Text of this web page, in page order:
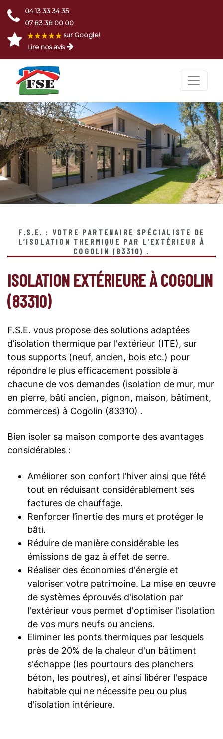
04 13 33 34 35
07 83 38 00 00
sur Google!
Lire nos avis
F.S.E. : VOTRE PARTENAIRE SPÉCIALISTE DE
L’ISOLATION THERMIQUE PAR L’EXTÉRIEUR À
COGOLIN (83310) .
ISOLATION EXTÉRIEURE À COGOLIN
(83310)
F.S.E. vous propose des solutions adaptées
d’isolation thermique par l'extérieur (ITE), sur
tous supports (neuf, ancien, bois etc.) pour
répondre le plus efficacement possible à
chacune de vos demandes (isolation de mur, mur
en pierre, bâti ancien, pignon, maison, bâtiment,
commerces) à Cogolin (83310) .
Bien isoler sa maison comporte des avantages
considérables :
Améliorer son confort l’hiver ainsi que l’été
tout en réduisant considérablement ses
factures de chauffage.
Renforcer l’inertie des murs et protéger le
bâti.
Réduire de manière considérable les
émissions de gaz à effet de serre.
Réaliser des économies d'énergie et
valoriser votre patrimoine. La mise en œuvre
de systèmes éprouvés d'isolation par
l'extérieur vous permet d'optimiser l'isolation
de vos murs neufs ou anciens.
Eliminer les ponts thermiques par lesquels
près de 20% de la chaleur d'un bâtiment
s'échappe (les pourtours des planchers
béton, les poutres), et ainsi libérer l'espace
habitable qui ne nécessite peu ou plus
d'isolation intérieure.